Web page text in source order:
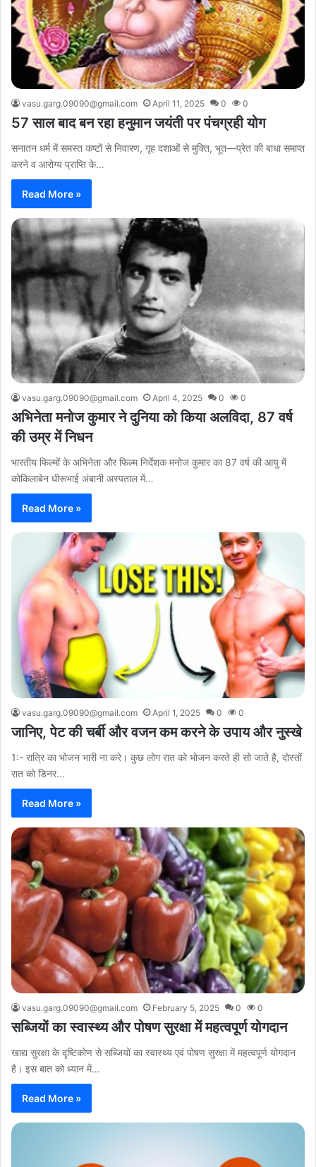
vasu.garg.09090@gmail.com April 11, 2025 0 0
57 साल बाद बन रहा हनुमान जयंती पर पंचग्रही योग
सनातन धर्म में समस्त कष्टों से निवारण, गृह दशाओं से मुक्ति, भूत—प्रेत की बाधा समाप्त
करने व आरोग्य प्राप्ति के…
Read More »
vasu.garg.09090@gmail.com April 4, 2025 0 0
अभिनेता मनोज कुमार ने दुनिया को किया अलविदा, 87 वर्ष
की उम्र में निधन
भारतीय फिल्मों के अभिनेता और फिल्म निर्देशक मनोज कुमार का 87 वर्ष की आयु में
कोकिलाबेन धीरूभाई अंबानी अस्पताल में…
Read More »
vasu.garg.09090@gmail.com April 1, 2025 0 0
जानिए, पेट की चर्बी और वजन कम करने के उपाय और नुस्खे
1:- रात्रि का भोजन भारी ना करे। कुछ लोग रात को भोजन करते ही सो जाते है, दोस्तों
रात को डिनर…
Read More »
vasu.garg.09090@gmail.com February 5, 2025 0 0
सब्जियों का स्वास्थ्य और पोषण सुरक्षा में महत्वपूर्ण योगदान
खाद्य सुरक्षा के दृष्टिकोण से सब्जियों का स्वास्थ्य एवं पोषण सुरक्षा में महत्वपूर्ण योगदान
है। इस बात को ध्यान में…
Read More »